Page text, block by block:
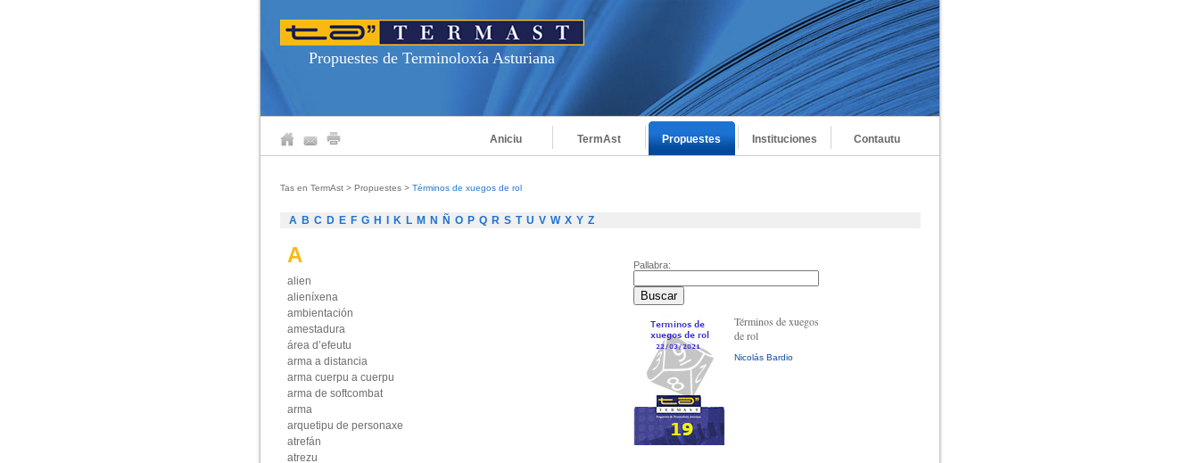
Propuestes de Terminoloxía Asturiana
Aniciu TermAst Propuestes Instituciones Contautu
Tas en TermAst> Propuestes> Términos de xuegos de rol
A B C D E F G H K L M N Ñ O P Q R S T U V W X Y Z